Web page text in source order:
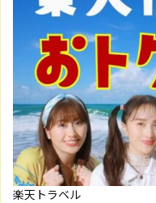
楽天トラベル